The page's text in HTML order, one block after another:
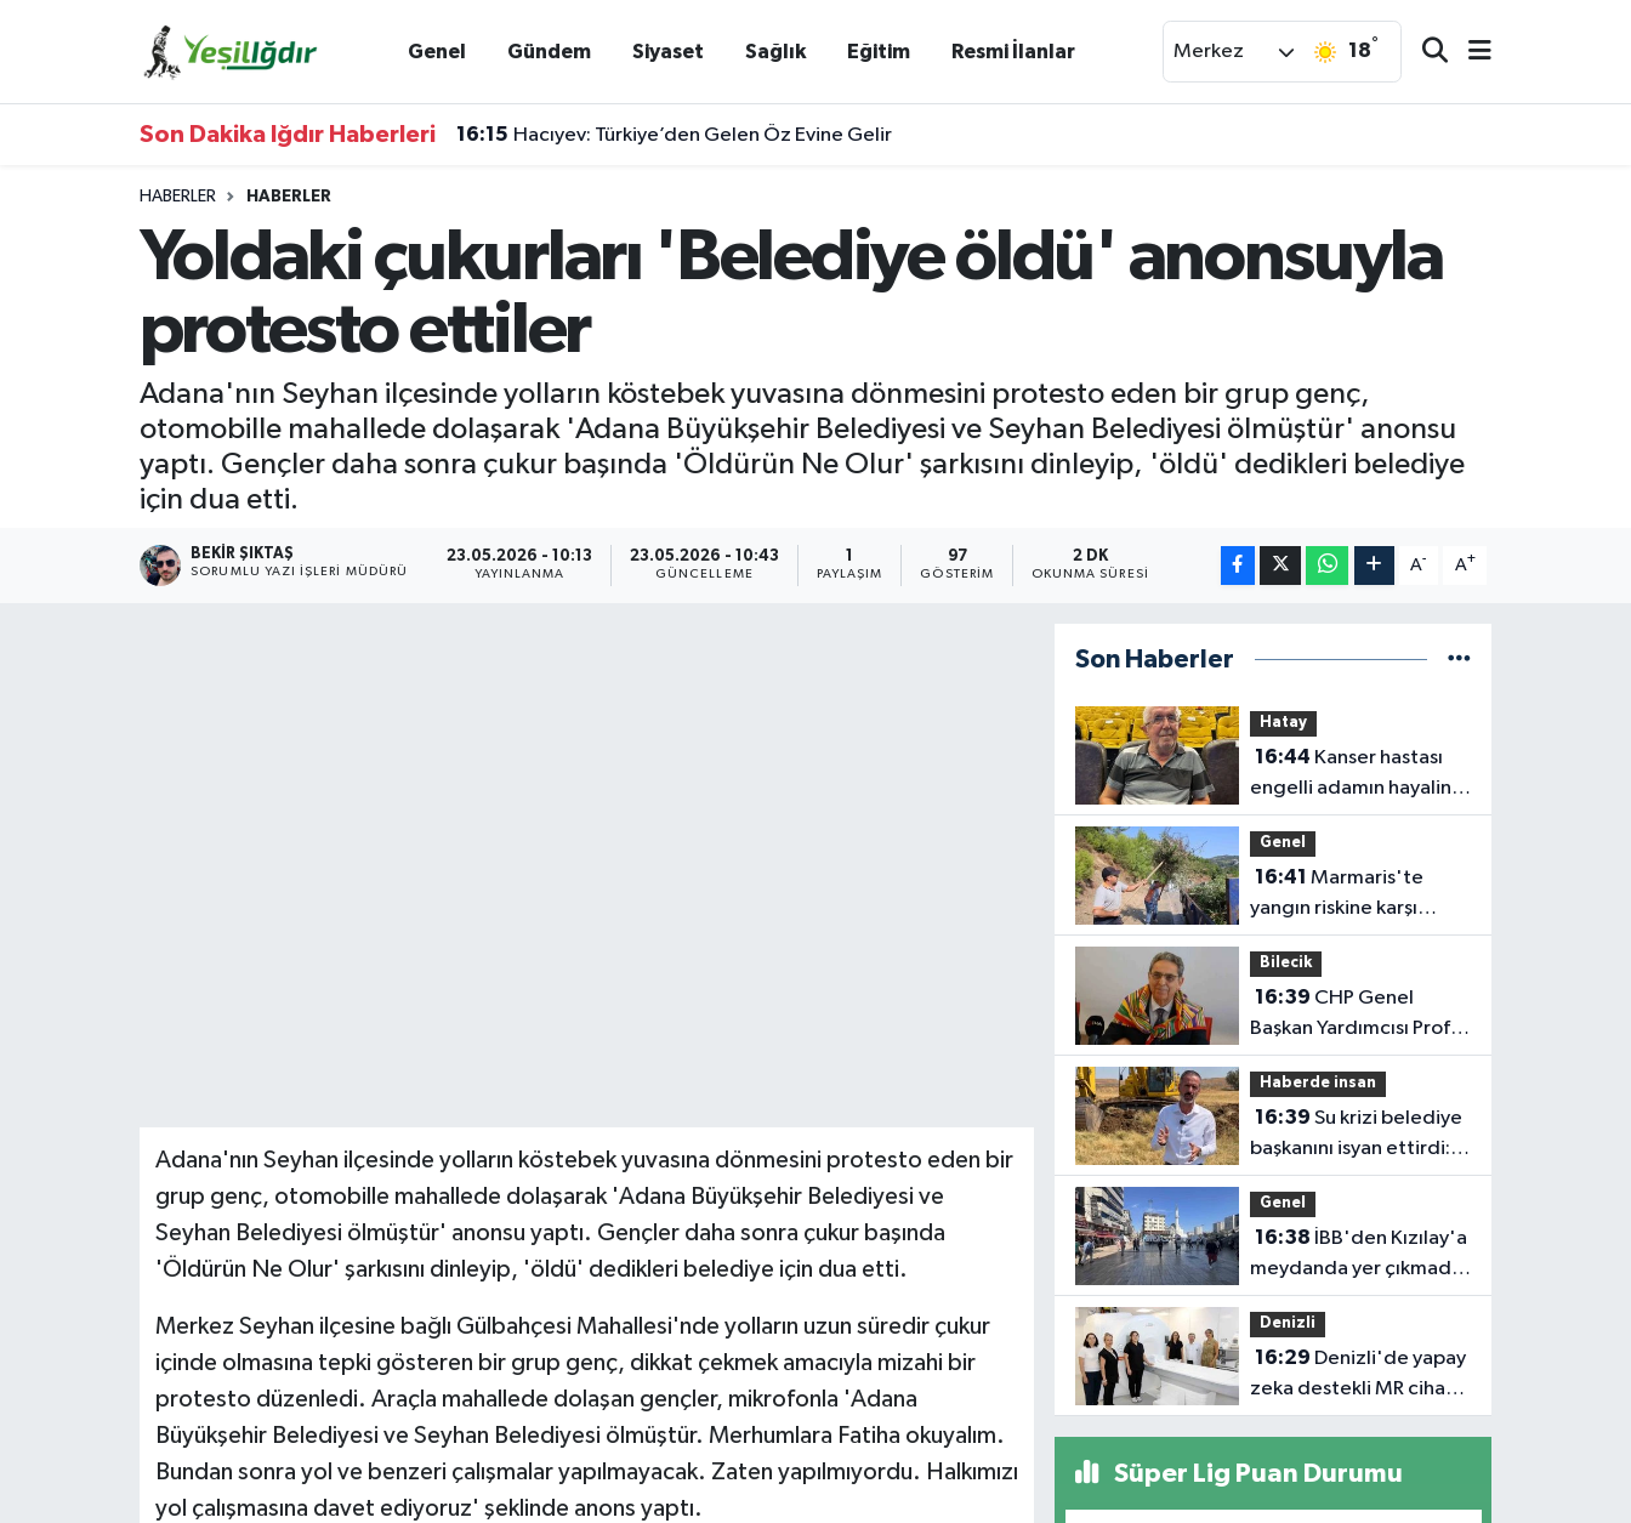
Genel Gündem Siyaset Sağlık Eğitim Resmi İlanlar Merkez 18°
Son Dakika Iğdır Haberleri 16:15 Hacıyev: Türkiye’den Gelen Öz Evine Gelir
HABERLER HABERLER
Yoldaki çukurları 'Belediye öldü' anonsuyla
protesto ettiler
Adana'nın Seyhan ilçesinde yolların köstebek yuvasına dönmesini protesto eden bir grup genç,
otomobille mahallede dolaşarak 'Adana Büyükşehir Belediyesi ve Seyhan Belediyesi ölmüştür' anonsu
yaptı. Gençler daha sonra çukur başında 'Öldürün Ne Olur' şarkısını dinleyip, 'öldü' dedikleri belediye
için dua etti.
BEKIR ŞIKTAŞ
SORUMLU YAZI İŞLERI MÜDÜRÜ
23.05.2026 - 10:13
YAYINLANMA
23.05.2026 - 10:43
GÜNCELLEME PAYLAŞIM
97
GÖSTERIM
2 DK
OKUNMA SÜRESI
A- A+
Adana'nın Seyhan ilçesinde yolların köstebek yuvasına dönmesini protesto eden bir
grup genç, otomobille mahallede dolaşarak 'Adana Büyükşehir Belediyesi ve
Seyhan Belediyesi ölmüştür' anonsu yaptı. Gençler daha sonra çukur başında
'Öldürün Ne Olur' şarkısını dinleyip, 'öldü' dedikleri belediye için dua etti.
Merkez Seyhan ilçesine bağlı Gülbahçesi Mahallesi'nde yolların uzun süredir çukur
içinde olmasına tepki gösteren bir grup genç, dikkat çekmek amacıyla mizahi bir
protesto düzenledi. Araçla mahallede dolaşan gençler, mikrofonla 'Adana
Büyükşehir Belediyesi ve Seyhan Belediyesi ölmüştür. Merhumlara Fatiha okuyalım.
Bundan sonra yol ve benzeri çalışmalar yapılmayacak. Zaten yapılmıyordu. Halkımızı
yol çalışmasına davet ediyoruz' şeklinde anons yaptı.
Son Haberler
Hatay
16:44
engelli adamın hayalini
bile kuramadığı evine
kavuşunca döktüğü
gözyaşı duygulandırdı
Genel
16:41
yangın riskine karşı
kapsamlı temizlik
Bilecik
16:39
Başkan Yardımcısı Prof.
Dr. Ali Rıza Erbay, 'CHP
üyesi olmak inanç ister,
emek ister, yürek ister'
Haberde insan
16:39
başkanını isyan ettirdi:
Faturasını ödemeyen
vatandaşlara böyle
seslendi
Genel
16:38
meydanda yer çıkmadı,
Bahçelievler Belediyesi
yer tahsis etti
Denizli
16:29
zeka destekli MR cihazı
hizmete girdi
Süper Lig Puan Durumu
Iğdır Trafik Yoğunluk Haritası
Süper Lig Puan Durumu ve Fikstür
Tüm Manşetler
Son Dakika Haberleri